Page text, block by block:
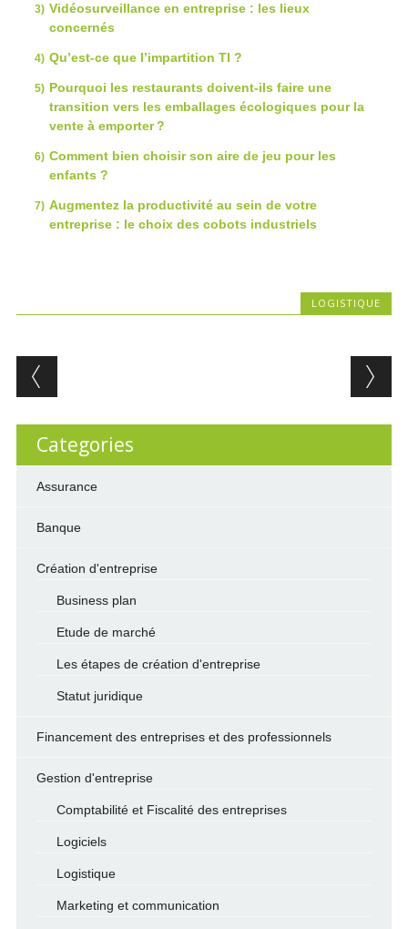
Vidéosurveillance en entreprise : les lieux
concernés
Qu’est-ce que l’impartition TI ?
Pourquoi les restaurants doivent-ils faire une
transition vers les emballages écologiques pour la
vente à emporter ?
Comment bien choisir son aire de jeu pour les
enfants ?
Augmentez la productivité au sein de votre
entreprise : le choix des cobots industriels
LOGISTIQUE
Post navigation
Categories
Assurance
Banque
Création d'entreprise
Business plan
Etude de marché
Les étapes de création d'entreprise
Statut juridique
Financement des entreprises et des professionnels
Gestion d'entreprise
Comptabilité et Fiscalité des entreprises
Logiciels
Logistique
Marketing et communication